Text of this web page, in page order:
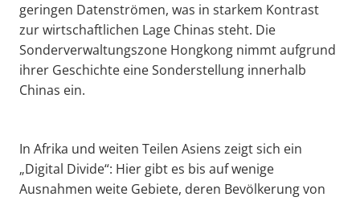
geringen Datenströmen, was in starkem Kontrast
zur wirtschaftlichen Lage Chinas steht. Die
Sonderverwaltungszone Hongkong nimmt aufgrund
ihrer Geschichte eine Sonderstellung innerhalb
Chinas ein.
In Afrika und weiten Teilen Asiens zeigt sich ein
„Digital Divide“: Hier gibt es bis auf wenige
Ausnahmen weite Gebiete, deren Bevölkerung von